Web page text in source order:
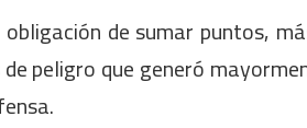
de sumar puntos,
peligro que generó